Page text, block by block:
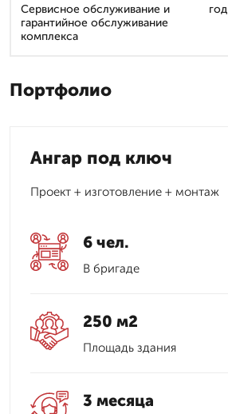
Сервисное обслуживание и
гарантийное обслуживание
комплекса
год
Портфолио
Ангар под ключ
Проект + изготовление + монтаж
6 чел.
В бригаде
250 м2
Площадь здания
3 месяца